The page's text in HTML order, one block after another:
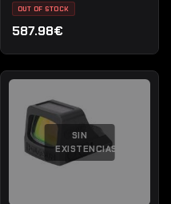
OUT OF STOCK
587.98€
SIN
EXISTENCIAS